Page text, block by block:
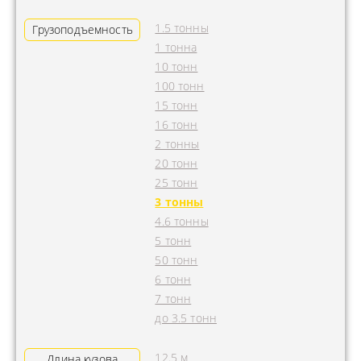
Грузоподъемность
1.5 тонны
1 тонна
10 тонн
100 тонн
15 тонн
16 тонн
2 тонны
20 тонн
25 тонн
3 тонны
4.6 тонны
5 тонн
50 тонн
6 тонн
7 тонн
до 3.5 тонн
12.5 м